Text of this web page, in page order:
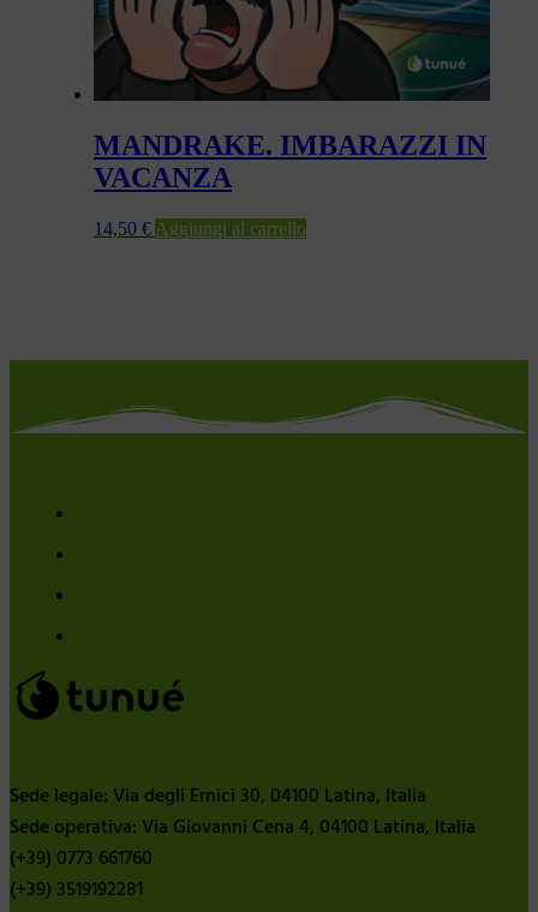
MANDRAKE. IMBARAZZI IN
VACANZA
14,50 € Aggiungi al carrello
Sede legale: Via degli Ernici 30, 04100 Latina, Italia
Sede operativa: Via Giovanni Cena 4, 04100 Latina, Italia
(+39) 0773 661760
(+39) 3519192281